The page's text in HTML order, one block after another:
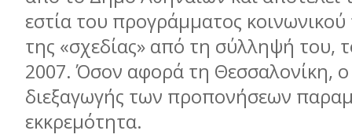
εστία του προγράμματος
της «σχεδίας» από τη σύλληψή του,
2007. Όσον αφορά τη Θεσσαλονίκη,
διεξαγωγής των προπονήσεων
εκκρεμότητα.